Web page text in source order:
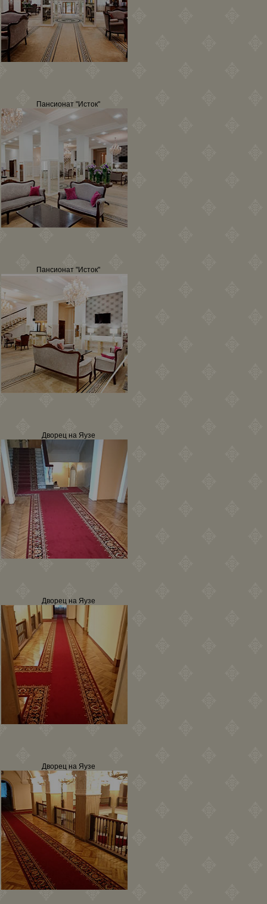
Пансионат "Исток"
Пансионат "Исток"
Дворец на Яузе
Дворец на Яузе
Дворец на Яузе